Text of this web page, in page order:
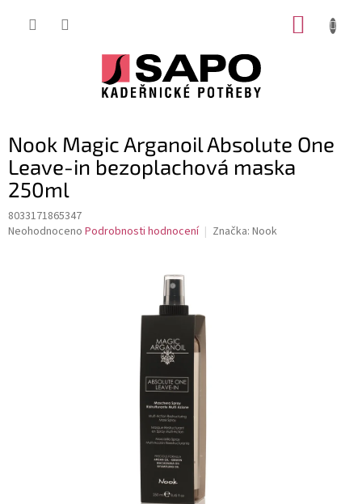
Nook Magic Arganoil Absolute One
Leave-in bezoplachová maska
250ml
8033171865347
Průměrné
Neohodnoceno Podrobnosti hodnocení Značka: Nook